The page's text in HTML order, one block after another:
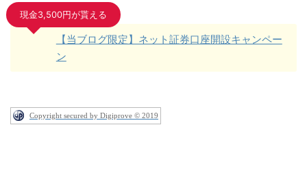
現金3,500円が貰える
【当ブログ限定】ネット証券口座開設キャンペー
ン
Copyright secured by Digiprove © 2019